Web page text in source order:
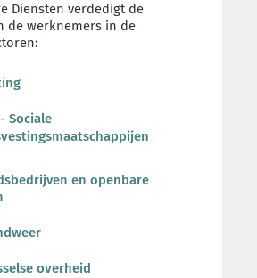
Diensten verdedigt de
de werknemers in de
Sociale
en openbare
overheid